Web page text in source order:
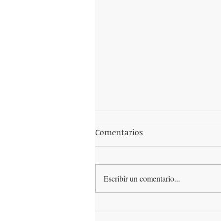
Comentarios
Escribir un comentario...